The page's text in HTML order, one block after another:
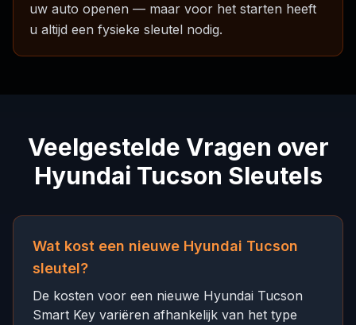
uw auto openen — maar voor het starten heeft
u altijd een fysieke sleutel nodig.
Veelgestelde Vragen over
Hyundai Tucson Sleutels
Wat kost een nieuwe Hyundai Tucson
sleutel?
De kosten voor een nieuwe Hyundai Tucson
Smart Key variëren afhankelijk van het type